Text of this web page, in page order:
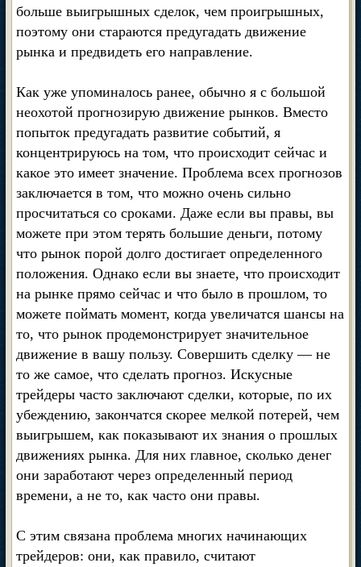
больше выигрышных сделок, чем проигрышных,
поэтому они стараются предугадать движение
рынка и предвидеть его направление.
Как уже упоминалось ранее, обычно я с большой
неохотой прогнозирую движение рынков. Вместо
попыток предугадать развитие событий, я
концентрируюсь на том, что происходит сейчас и
какое это имеет значение. Проблема всех прогнозов
заключается в том, что можно очень сильно
просчитаться со сроками. Даже если вы правы, вы
можете при этом терять большие деньги, потому
что рынок порой долго достигает определенного
положения. Однако если вы знаете, что происходит
на рынке прямо сейчас и что было в прошлом, то
можете поймать момент, когда увеличатся шансы на
то, что рынок продемонстрирует значительное
движение в вашу пользу. Совершить сделку — не
то же самое, что сделать прогноз. Искусные
трейдеры часто заключают сделки, которые, по их
убеждению, закончатся скорее мелкой потерей, чем
выигрышем, как показывают их знания о прошлых
движениях рынка. Для них главное, сколько денег
они заработают через определенный период
времени, а не то, как часто они правы.
С этим связана проблема многих начинающих
трейдеров: они, как правило, считают